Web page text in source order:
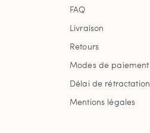
FAQ
Livraison
Retours
Modes de paiement
Délai de rétractation
Mentions légales